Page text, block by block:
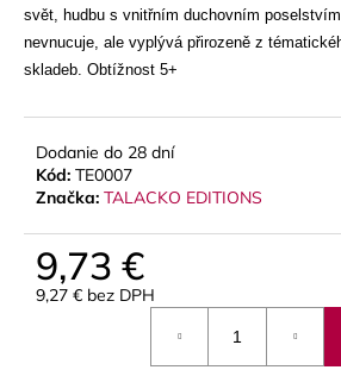
svět, hudbu s vnitřním duchovním
nevnucuje, ale vyplývá přirozeně z
skladeb. Obtížnost 5+
Dodanie do 28 dní
Kód: TE0007
Značka: TALACKO EDITIONS
9,73 €
9,27 € bez DPH
O
d
o
ú
č
a
m